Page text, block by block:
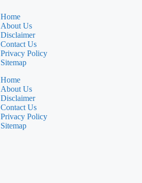
Home
About Us
Disclaimer
Contact Us
Privacy Policy
Sitemap
Home
About Us
Disclaimer
Contact Us
Privacy Policy
Sitemap